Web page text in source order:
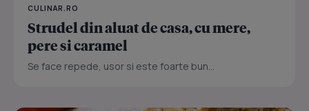
CULINAR.RO
Strudel din aluat de casa, cu mere,
pere si caramel
Se face repede, usor si este foarte bun...